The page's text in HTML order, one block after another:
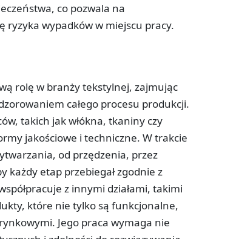
co pozwala na
ryzyka wypadków w miejscu pracy.
rolę w branży tekstylnej, zajmując
całego procesu produkcji.
takich jak włókna, tkaniny czy
jakościowe i techniczne. W trakcie
od przędzenia, przez
każdy etap przebiegał zgodnie z
z innymi działami, takimi
które nie tylko są funkcjonalne,
Jego praca wymaga nie